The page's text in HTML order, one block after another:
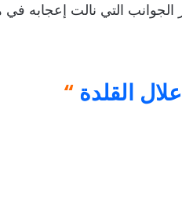
الجوانب التي نالت إعجابه
علال القلدة “